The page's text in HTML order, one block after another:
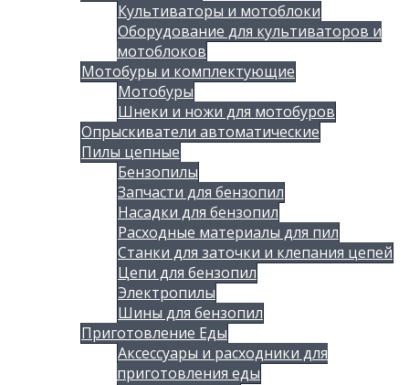
Культиваторы и мотоблоки
Оборудование для культиваторов и
мотоблоков
Мотобуры и комплектующие
Мотобуры
Шнеки и ножи для мотобуров
Опрыскиватели автоматические
Пилы цепные
Бензопилы
Запчасти для бензопил
Насадки для бензопил
Расходные материалы для пил
Станки для заточки и клепания цепей
Цепи для бензопил
Электропилы
Шины для бензопил
Приготовление Еды
Аксессуары и расходники для
приготовления еды